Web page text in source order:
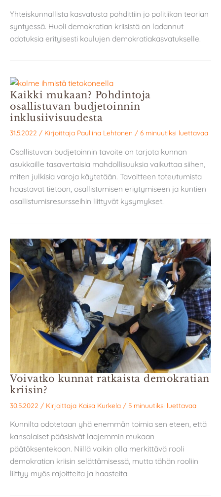
Yhteiskunnallista kasvatusta pohdittiin jo politiikan teorian
syntyessä. Huoli demokratian kriisistä on ladannut
odotuksia erityisesti koulujen demokratiakasvatukselle.
Kaikki mukaan? Pohdintoja
osallistuvan budjetoinnin
inklusiivisuudesta
31.5.2022 / Kirjoittaja Pauliina Lehtonen / 6 minuutiksi luettavaa
Osallistuvan budjetoinnin tavoite on tarjota kunnan
asukkaille tasavertaisia mahdollisuuksia vaikuttaa siihen,
miten julkisia varoja käytetään. Tavoitteen toteutumista
haastavat tietoon, osallistumisen eriytymiseen ja kuntien
osallistumisresursseihin liittyvät kysymykset.
Voivatko kunnat ratkaista demokratian
kriisin?
30.5.2022 / Kirjoittaja Kaisa Kurkela / 5 minuutiksi luettavaa
Kunnilta odotetaan yhä enemmän toimia sen eteen, että
kansalaiset pääsisivät laajemmin mukaan
päätöksentekoon. Niillä voikin olla merkittävä rooli
demokratian kriisin selättämisessä, mutta tähän rooliin
liittyy myös rajoitteita ja haasteita.